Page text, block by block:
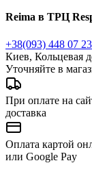
Reima в ТРЦ
+38(093) 448 07 23
Киев, Кольцевая
Уточняйте в
При оплате на
доставка
Оплата картой
или Google Pay